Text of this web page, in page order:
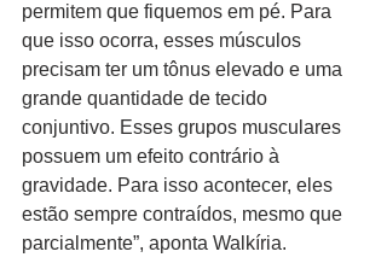
permitem que fiquemos em pé. Para
que isso ocorra, esses músculos
precisam ter um tônus elevado e uma
grande quantidade de tecido
conjuntivo. Esses grupos musculares
possuem um efeito contrário à
gravidade. Para isso acontecer, eles
estão sempre contraídos, mesmo que
parcialmente”, aponta Walkíria.